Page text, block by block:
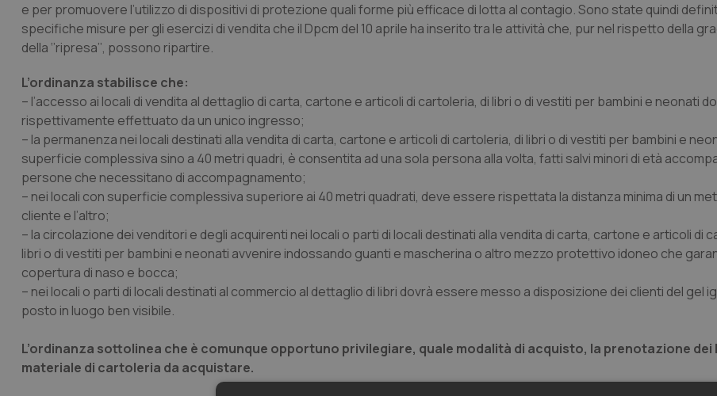
e per promuovere l’utilizzo di dispositivi di protezione quali forme più efficace di lotta al contagio. Sono state quindi
specifiche misure per gli esercizi di vendita che il Dpcm del 10 aprile ha inserito tra le attività che, pur nel rispetto della
della ‘’ripresa’’, possono ripartire.
L’ordinanza stabilisce che:
– l’accesso ai locali di vendita al dettaglio di carta, cartone e articoli di cartoleria, di libri o di vestiti per bambini e neonati
rispettivamente effettuato da un unico ingresso;
– la permanenza nei locali destinati alla vendita di carta, cartone e articoli di cartoleria, di libri o di vestiti per bambini e
superficie complessiva sino a 40 metri quadri, è consentita ad una sola persona alla volta, fatti salvi minori di età
persone che necessitano di accompagnamento;
– nei locali con superficie complessiva superiore ai 40 metri quadrati, deve essere rispettata la distanza minima di un
cliente e l’altro;
– la circolazione dei venditori e degli acquirenti nei locali o parti di locali destinati alla vendita di carta, cartone e articoli di
libri o di vestiti per bambini e neonati avvenire indossando guanti e mascherina o altro mezzo protettivo idoneo che
copertura di naso e bocca;
– nei locali o parti di locali destinati al commercio al dettaglio di libri dovrà essere messo a disposizione dei clienti del gel
posto in luogo ben visibile.
L’ordinanza sottolinea che è comunque opportuno privilegiare, quale modalità di acquisto, la prenotazione dei
materiale di cartoleria da acquistare.